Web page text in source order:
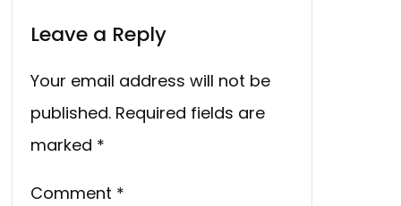
Leave a Reply
Your email address will not be
published. Required fields are
marked *
Comment *